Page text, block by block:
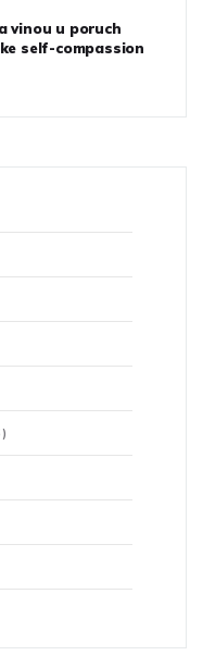
vinou u poruch
self-compassion